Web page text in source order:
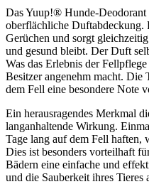
Das Yuup!® Hunde-Deodorant
oberflächliche Duftabdeckung.
Gerüchen und sorgt
und gesund bleibt. Der Duft
Was das Erlebnis der
Besitzer angenehm macht. Die
dem Fell eine besondere Note
Ein herausragendes Merkmal
langanhaltende Wirkung.
Tage lang auf dem Fell haften,
Dies ist besonders vorteilhaft
Bädern eine einfache und
und die Sauberkeit ihres Tieres